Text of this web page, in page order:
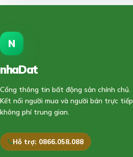
N
nhaDat
Cổng thông tin bất động sản chính chủ.
Kết nối người mua và người bán trực tiếp,
không phí trung gian.
Hỗ trợ: 0866.058.088